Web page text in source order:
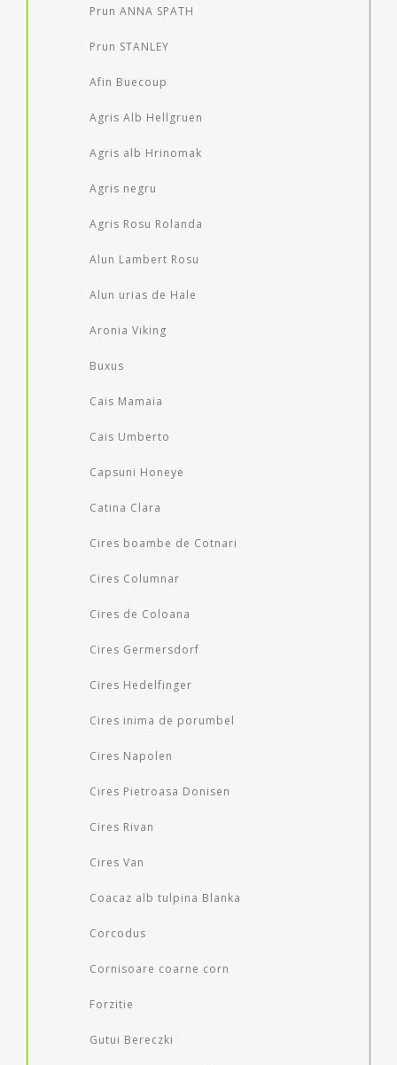
Prun ANNA SPATH
Prun STANLEY
Afin Buecoup
Agris Alb Hellgruen
Agris alb Hrinomak
Agris negru
Agris Rosu Rolanda
Alun Lambert Rosu
Alun urias de Hale
Aronia Viking
Buxus
Cais Mamaia
Cais Umberto
Capsuni Honeye
Catina Clara
Cires boambe de Cotnari
Cires Columnar
Cires de Coloana
Cires Germersdorf
Cires Hedelfinger
Cires inima de porumbel
Cires Napolen
Cires Pietroasa Donisen
Cires Rivan
Cires Van
Coacaz alb tulpina Blanka
Corcodus
Cornisoare coarne corn
Forzitie
Gutui Bereczki